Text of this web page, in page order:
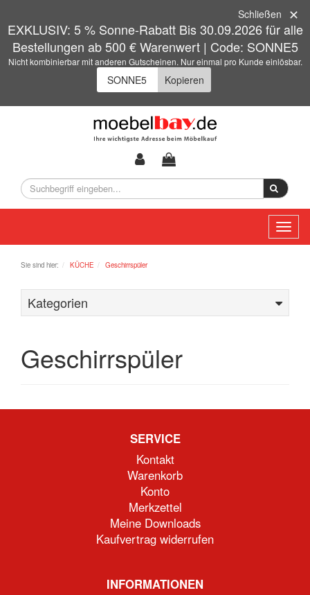
EXKLUSIV: 5 % Sonne-Rabatt Bis 30.09.2026 für alle
Bestellungen ab 500 € Warenwert | Code: SONNE5
Nicht kombinierbar mit anderen Gutscheinen. Nur einmal pro Kunde einlösbar.
Kopieren
Schließen
Sie sind hier: KÜCHE Geschirrspüler
Kategorien
Geschirrspüler
SERVICE
Kontakt
Warenkorb
Konto
Merkzettel
Meine Downloads
Kaufvertrag widerrufen
INFORMATIONEN